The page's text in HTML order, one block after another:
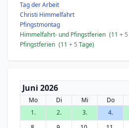
Tag der Arbeit
Christi Himmelfahrt
Pfingstmontag
Himmelfahrt- und Pfingstferien (11 + 5
Pfingstferien (11 + 5 Tage)
Juni 2026
Mo Di Mi Do
1.
2. 3. 4.